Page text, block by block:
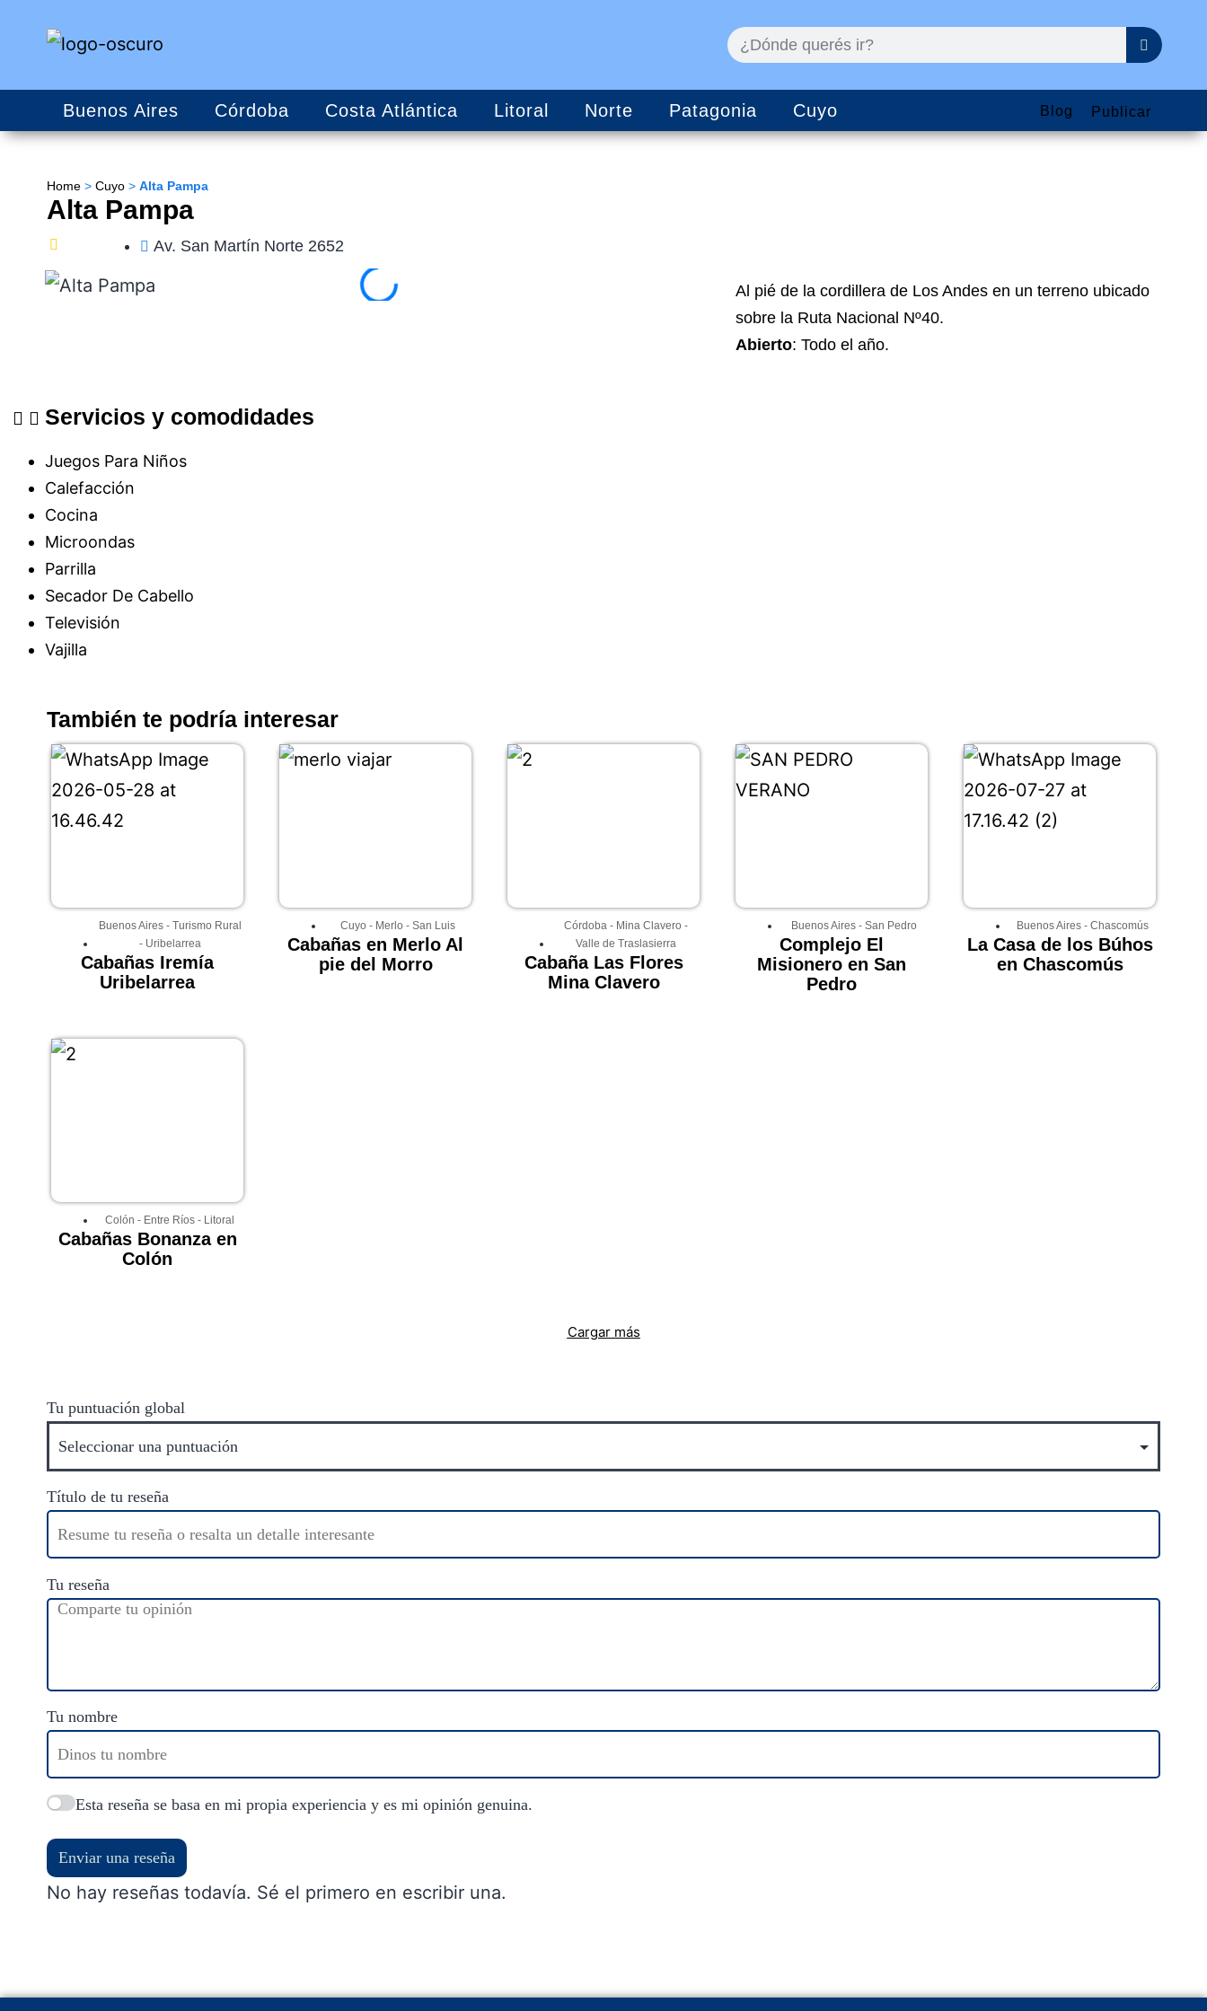
Buenos Aires Córdoba Costa Atlántica Litoral Norte Patagonia Cuyo Blog Publicar
Home > Cuyo > Alta Pampa
Alta Pampa
Av. San Martín Norte 2652
Al pié de la cordillera de Los Andes en un terreno ubicado
sobre la Ruta Nacional Nº40.
Abierto: Todo el año.
Servicios y comodidades
Juegos Para Niños
Calefacción
Cocina
Microondas
Parrilla
Secador De Cabello
Televisión
Vajilla
También te podría interesar
Buenos Aires- Turismo Rural
- Uribelarrea
Cabañas Iremía
Uribelarrea
Cuyo - Merlo - San Luis
Cabañas en Merlo Al
pie del Morro
Córdoba - Mina Clavero -
Valle de Traslasierra
Cabaña Las Flores
Mina Clavero
Buenos Aires - San Pedro
Complejo El
Misionero en San
Pedro
Buenos Aires- Chascomús
La Casa de los Búhos
en Chascomús
Colón - Entre Ríos - Litoral
Cabañas Bonanza en
Colón
Cargar más
Tu puntuación global
Título de tu reseña
Tu reseña
Tu nombre
Esta reseña se basa en mi propia experiencia y es mi opinión genuina.
Enviar una reseña
No hay reseñas todavía. Sé el primero en escribir una.